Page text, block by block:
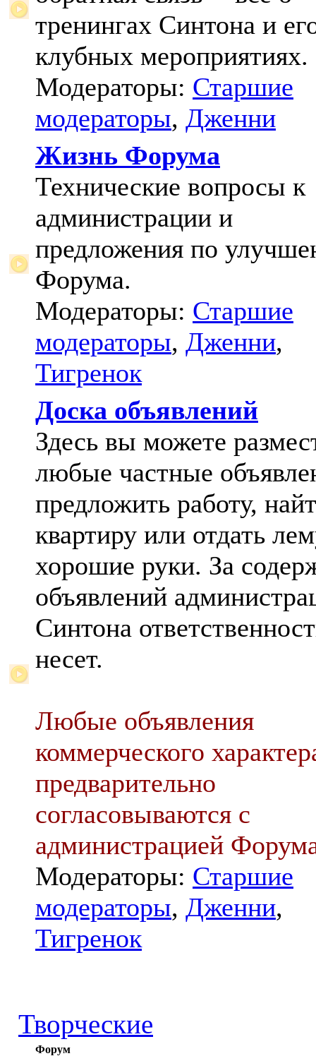
тренингах Синтона и
клубных мероприятиях.
Модераторы: Старшие
модераторы, Дженни
Жизнь Форума
Технические вопросы к
администрации и
предложения по
Форума.
Модераторы: Старшие
модераторы, Дженни,
Тигренок
Доска объявлений
Здесь вы можете
любые частные
предложить работу,
квартиру или отдать
хорошие руки. За
объявлений
Синтона
несет.
Любые объявления
коммерческого
предварительно
согласовываются с
администрацией
Модераторы: Старшие
модераторы, Дженни,
Тигренок
Творческие
Форум